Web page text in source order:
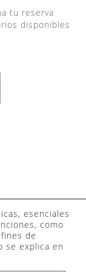
tu reserva
disponibles
©2023 Camaleo
Coworking
Barcelona •
Contacto•Aviso
esenciales
como
de
se explica en